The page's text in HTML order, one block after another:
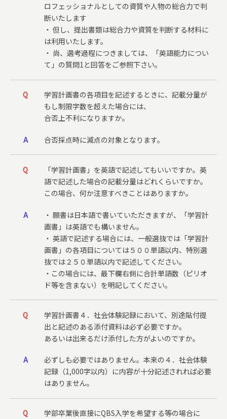
ロフェッショナルとしての資質や人物の総合力で判
断いたします
・ 但し、提出書類は総合力や資質を判断する材料に
は利用いたします。
・ 尚、選考過程につきましては、「英語能力につい
て」の質問1と回答をご参照下さい。
Q
学習計画書の各項目を記述するときに、記載分量が
もし制限字数を超えた場合には、
合否上不利になりますか。
A 合否採点時に減点の対象となります。
Q
「学習計画書」を英語で記述してもいいですか。英
語で記述した場合の記載分量はどれくらいですか。
この場合、何か注意すべきことはありますか。
A
・ 願書は日本語で書いていただきますが、「学習計
画書」は英語でも構いません。
・ 英語で記述する場合には、一般選抜では「学習計
画書」の各項目については５００単語以内、特別選
抜では２５０単語以内で記述してください。
・この場合には、最下欄右側に合計単語数（ピリオ
ド等を含まない）を明記してください。
Q
学習計画書４．社会体験記録において、別途貼付提
出と記述のある添付資料は必ず必要ですか。
あるいは出来るだけ添付した方がよいのですか。
A
必ずしも必要ではありません。本来の４．社会体験
記録（1,000字以内）に内容が十分記述されれば必要
はありません。
Q
学部卒業後直接にQBS入学を希望する等の場合に